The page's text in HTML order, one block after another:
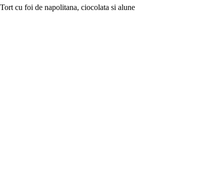
Tort cu foi de napolitana, ciocolata si alune